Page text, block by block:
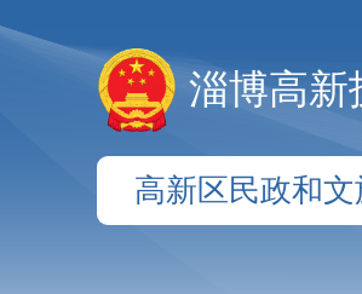
淄博高新
高新区民政和